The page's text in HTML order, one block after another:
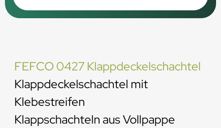
FEFCO 0427 Klappdeckelschachtel
Klappdeckelschachtel mit
Klebestreifen
Klappschachteln aus Vollpappe